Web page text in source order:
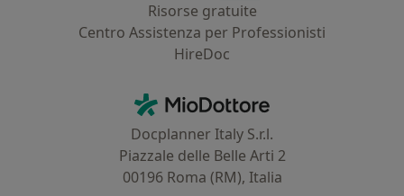
Risorse gratuite
Centro Assistenza per Professionisti
HireDoc
MioDottore - Homepage
Docplanner Italy S.r.l.
Piazzale delle Belle Arti 2
00196 Roma (RM), Italia